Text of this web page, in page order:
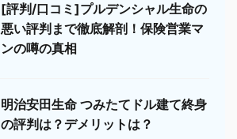
[評判/口コミ]プルデンシャル生命の
悪い評判まで徹底解剖！保険営業マ
ンの噂の真相
明治安田生命 つみたてドル建て終身
の評判は？デメリットは？